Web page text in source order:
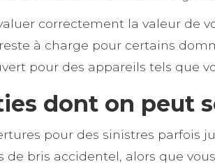
correctement la valeur de
à charge pour certains
pour des appareils tels que
dont on peut
pour des sinistres parfois
de bris accidentel, alors que